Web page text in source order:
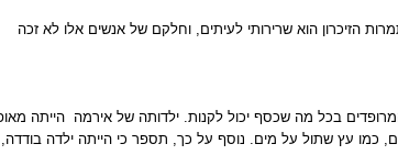
הזיכרון הוא שרירותי לעיתים, וחלקם של אנשים אלו לא זכה
הייתה
כמו עץ שתול על מים. נוסף על כך, תספר כי הייתה ילדה